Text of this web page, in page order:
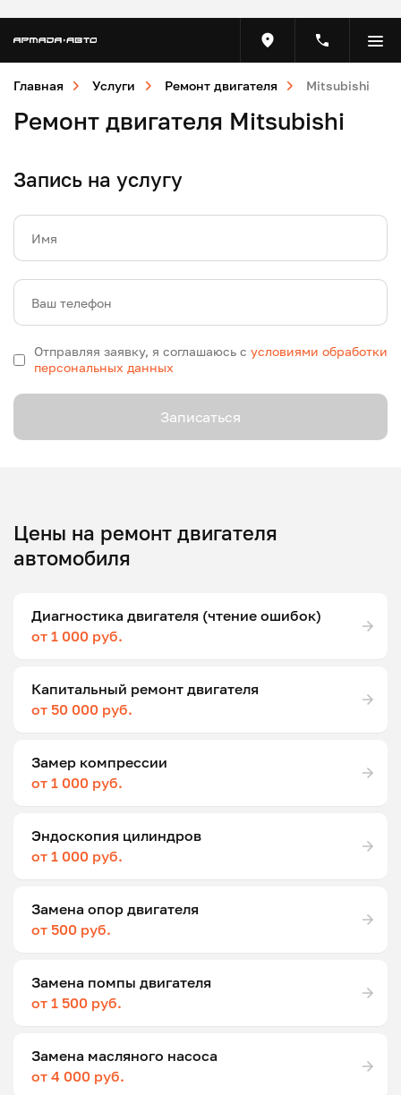
Главная Услуги Ремонт двигателя Mitsubishi
Ремонт двигателя Mitsubishi
Запись на услугу
Имя
Ваш телефон
Отправляя заявку, я соглашаюсь с условиями обработки
персональных данных
Записаться
Цены на ремонт двигателя
автомобиля
Диагностика двигателя (чтение ошибок)
от 1 000 руб.
Капитальный ремонт двигателя
от 50 000 руб.
Замер компрессии
от 1 000 руб.
Эндоскопия цилиндров
от 1 000 руб.
Замена опор двигателя
от 500 руб.
Замена помпы двигателя
от 1 500 руб.
Замена масляного насоса
от 4 000 руб.